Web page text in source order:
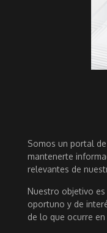
Somos un portal
mantenerte
relevantes de
Nuestro objetivo
oportuno y de
de lo que ocurre en